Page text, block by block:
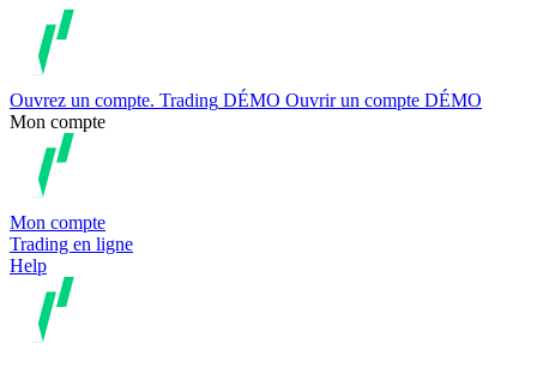
Ouvrez un compte. Trading DÉMO Ouvrir un compte DÉMO
Mon compte
Mon compte
Trading en ligne
Help